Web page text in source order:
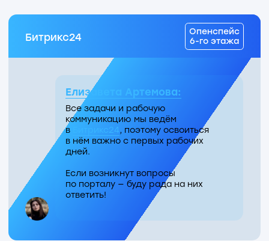
Иногда прорывные идеи рождаются
Команда Медтеха
Чат, где публикуются главные
новости команды, важные
объявления и вопросы сотрудников
для быстрой коммуникации
Оставайся в курсе
последних событий
Внутренние чаты